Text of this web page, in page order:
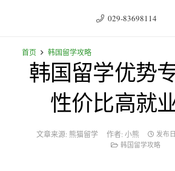
029-83698114
首页 韩国留学攻略
韩国留学优势
性价比高就业
文章来源: 熊猫留学 作者: 小熊 发布
韩国留学攻略